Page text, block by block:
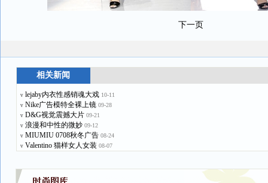
下一页
相关新闻
v lejaby内衣性感销魂大戏 10-11
v Nike广告模特全裸上镜 09-28
v D&G视觉震撼大片 09-21
v 浪漫和中性的微妙 09-12
v MIUMIU 0708秋冬广告 08-24
v Valentino 猫样女人女装 08-07